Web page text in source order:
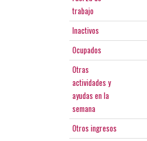
trabajo
Inactivos
Ocupados
Otras
actividades y
ayudas en la
semana
Otros ingresos